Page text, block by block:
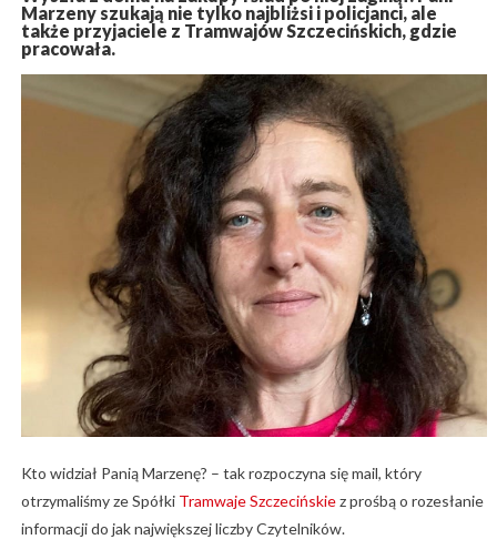
Marzeny szukają nie tylko najbliżsi i policjanci, ale
także przyjaciele z Tramwajów Szczecińskich, gdzie
pracowała.
Kto widział Panią Marzenę? – tak rozpoczyna się mail, który
otrzymaliśmy ze Spółki Tramwaje Szczecińskiez prośbą o rozesłanie
informacji do jak największej liczby Czytelników.